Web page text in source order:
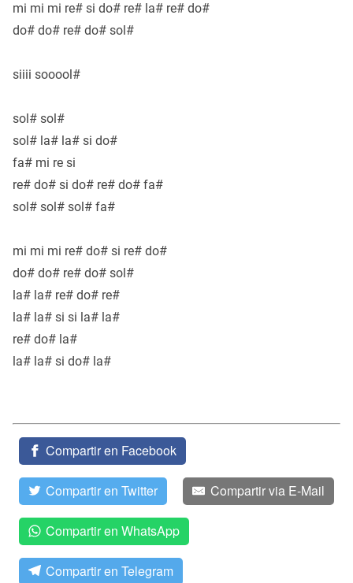
mi mi mi re# si do# re# la# re# do#
do# do# re# do# sol#
siiii sooool#
sol# sol#
sol# la# la# si do#
fa# mi re si
re# do# si do# re# do# fa#
sol# sol# sol# fa#
mi mi mi re# do# si re# do#
do# do# re# do# sol#
la# la# re# do# re#
la# la# si si la# la#
re# do# la#
la# la# si do# la#
Compartir en Facebook
Compartir en Twitter Compartir via E-Mail
Compartir en WhatsApp
Compartir en Telegram